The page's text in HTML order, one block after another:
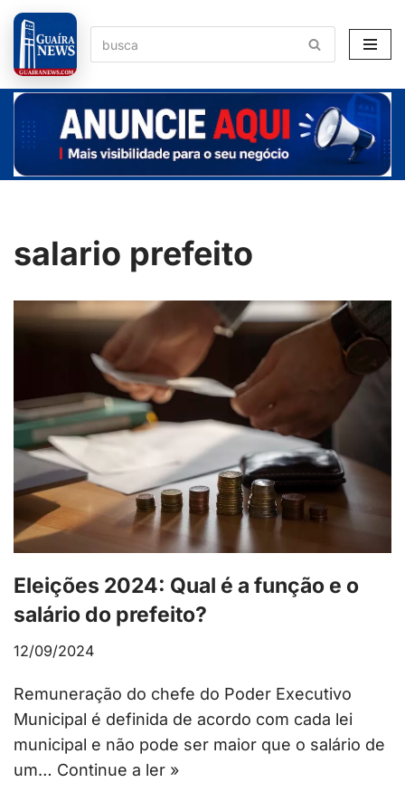
Pular
para
o
conteúdo
salario prefeito
Eleições 2024: Qual é a função e o
salário do prefeito?
12/09/2024
Remuneração do chefe do Poder Executivo
Municipal é definida de acordo com cada lei
municipal e não pode ser maior que o salário de
um… Continue a ler »